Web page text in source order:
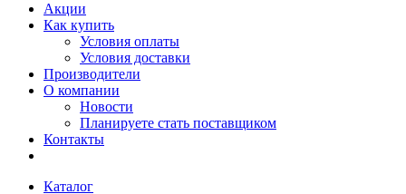
Акции
Как купить
Условия оплаты
Условия доставки
Производители
О компании
Новости
Планируете стать поставщиком
Контакты
Каталог